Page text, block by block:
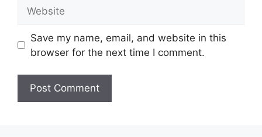
Save my name, email, and website in this
browser for the next time I comment.